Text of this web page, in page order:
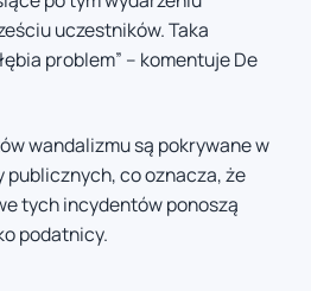
uczestników. Taka
problem” – komentuje De
wandalizmu są pokrywane w
publicznych, co oznacza, że
tych incydentów ponoszą
podatnicy.